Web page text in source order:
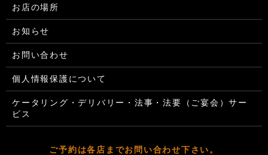
お店の場所
お知らせ
お問い合わせ
個人情報保護について
ケータリング・デリバリー・法事・法要（ご宴会）サー
ビス
ご予約は各店までお問い合わせ下さい。